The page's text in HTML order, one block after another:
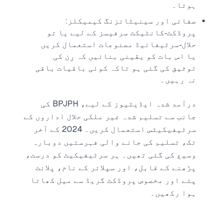
ہوتا۔
صفائی اور سینیٹائزنگ کیمیکلز:
پروڈکٹ‑کانٹیکٹ سرفیسز کے لیے یا تو
حلال‑سرٹیفائیڈ مصنوعات استعمال کریں
یا اس بات کو یقینی بنائیں کہ رِن کی
توثیق کی گئی ہو تاکہ کوئی باقیات باقی
نہ رہیں۔
درآمد شدہ ایڈیٹیوز کے لیے، BPJPH کی
جانب سے تسلیم شدہ غیر ملکی حلال اداروں کے
سرٹیفیکیٹس استعمال کریں۔ 2024 کے آخر
تک، تسلیم کی جانے والی فہرستیں دوبارہ
وسیع کی گئی تھیں۔ ہر سرٹیفیکیٹ کو درست،
پڑھنے کے قابل، اور سپلائر کے نام، پلانٹ
پتے اور مخصوص پروڈکٹ گریڈ سے میل کھاتا
ہوا رکھیں۔